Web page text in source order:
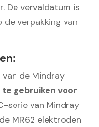
De vervaldatum is
verpakking van
van de Mindray
te gebruiken voor
serie van Mindray
MR62 elektroden